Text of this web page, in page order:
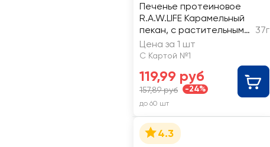
Печенье протеиновое
R.A.W.LIFE Карамельный
пекан, с растительным
протеином, без сахара
37г
Цена за 1 шт
С Картой №1
119,99 руб
157,89 руб -24%
до 60 шт
4.3